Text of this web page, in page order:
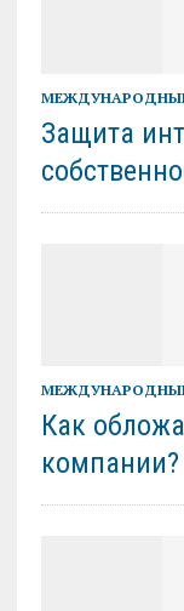
Защита
Как
компании?